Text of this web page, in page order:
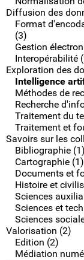
Diffusion des
Format
(3)
Gestion
Interopérabilité
Exploration des
Intelligence
Méthodes de
Recherche
Traitement du
Traitement et
Savoirs sur les
Bibliographie (1)
Cartographie (1)
Documents et
Histoire et
Sciences
Sciences et
Sciences
Valorisation (2)
Edition (2)
Médiation